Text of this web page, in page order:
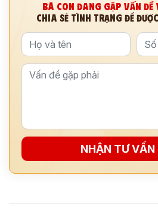
BÀ CON ĐANG GẶP VẤN ĐỀ
CHIA SẺ TÌNH TRẠNG ĐỂ
NHẬN TƯ VẤN
ĐĂNG KÝ TƯ VẤN
THĂM KHÁM
CÙNG CHUYÊN GIA Y HỌC CỔ TRUYỀN